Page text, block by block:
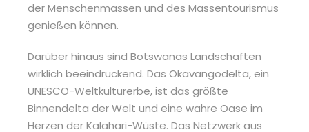
der Menschenmassen und des Massentourismus
genießen können.
Darüber hinaus sind Botswanas Landschaften
wirklich beeindruckend. Das Okavangodelta, ein
UNESCO-Weltkulturerbe, ist das größte
Binnendelta der Welt und eine wahre Oase im
Herzen der Kalahari-Wüste. Das Netzwerk aus